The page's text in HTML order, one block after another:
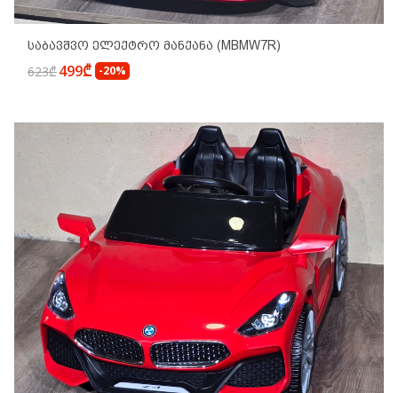
Საბავშვო Ელექტრო Მანქანა (MBMW7R)
623₾499₾ -20%